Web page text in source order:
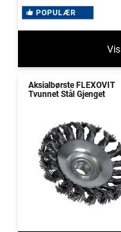
POPULÆR
Vis
Aksialbørste FLEXOVIT
Tvunnet Stål Gjenget